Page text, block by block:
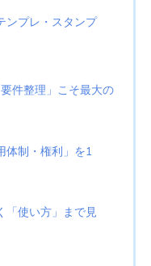
ンプレ・スタンプ
件整理」こそ最大の
体制・権利」を1
「使い方」まで見